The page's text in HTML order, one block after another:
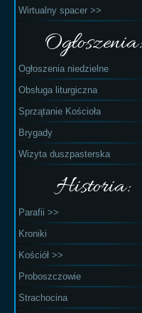
Wirtualny spacer >>
Ogłoszenia:
Ogłoszenia niedzielne
Obsługa liturgiczna
Sprzątanie Kościoła
Brygady
Wizyta duszpasterska
Historia:
Parafii >>
Kroniki
Kościół >>
Proboszczowie
Strachocina